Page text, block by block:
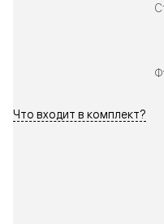
Что входит в комплект?